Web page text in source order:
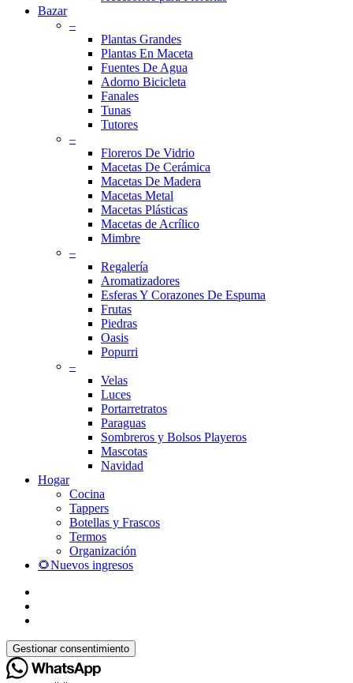
Bazar
–
Plantas Grandes
Plantas En Maceta
Fuentes De Agua
Adorno Bicicleta
Fanales
Tunas
Tutores
–
Floreros De Vidrio
Macetas De Cerámica
Macetas De Madera
Macetas Metal
Macetas Plásticas
Macetas de Acrílico
Mimbre
–
Regalería
Aromatizadores
Esferas Y Corazones De Espuma
Frutas
Piedras
Oasis
Popurri
–
Velas
Luces
Portarretratos
Paraguas
Sombreros y Bolsos Playeros
Mascotas
Navidad
Hogar
Cocina
Tappers
Botellas y Frascos
Termos
Organización
🌻Nuevos ingresos
Gestionar consentimiento